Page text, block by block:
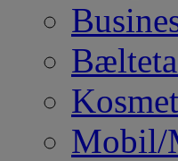
Mobil/